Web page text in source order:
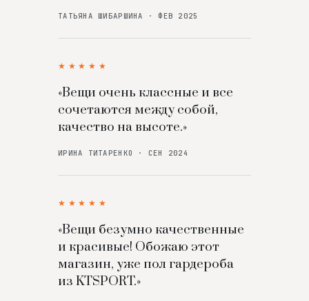
ТАТЬЯНА ШИБАРШИНА · ФЕВ 2025
★★★★★
«Вещи очень классные и все
сочетаются между собой,
качество на высоте.»
ИРИНА ТИТАРЕНКО · СЕН 2024
★★★★★
«Вещи безумно качественные
и красивые! Обожаю этот
магазин, уже пол гардероба
из KTSPORT.»